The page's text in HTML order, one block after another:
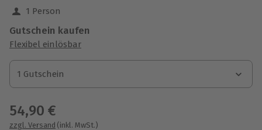
1 Person
Gutschein kaufen
Flexibel einlösbar
1 Gutschein
1 Gutschein
1 Gutschein
54,90 €
zzgl. Versand (inkl. MwSt.)